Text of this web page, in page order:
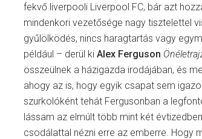
fekvő liverpooli Liverpool FC, bár azt
mindenkori vezetősége nagy tisztelettel
gyűlölködés, nincs haragtartás vagy
például – derül ki Alex Ferguson
összeülnek a házigazda irodájában, és
ahogy az is, hogy egyik csapat sem
szurkolóként tehát Fergusonban a
lássam az elmúlt több mint két
csodálattal nézni erre az emberre. Hogy